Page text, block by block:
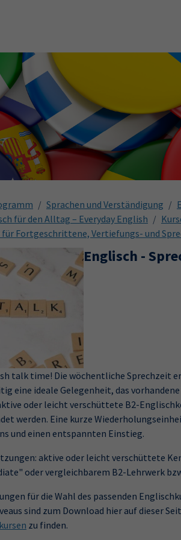
Sprachen und Verständigung
für den Alltag – Everyday English
für Fortgeschrittene, Vertiefungs- und
Englisch -
talk time! Die wöchentliche Sprechzeit
eine ideale Gelegenheit, das
oder leicht verschüttete B2-
werden. Eine kurze
und einen entspannten Einstieg.
aktive oder leicht verschüttete
oder vergleichbarem B2-Lehrwerk
für die Wahl des passenden
sind zum Download hier auf dieser
zu finden.